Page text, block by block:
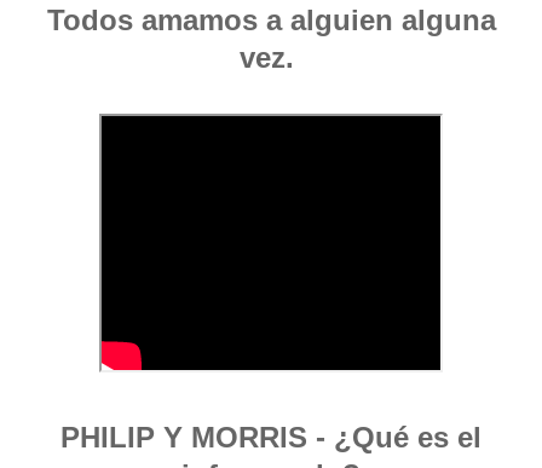
Todos amamos a alguien alguna
vez.
PHILIP Y MORRIS - ¿Qué es el